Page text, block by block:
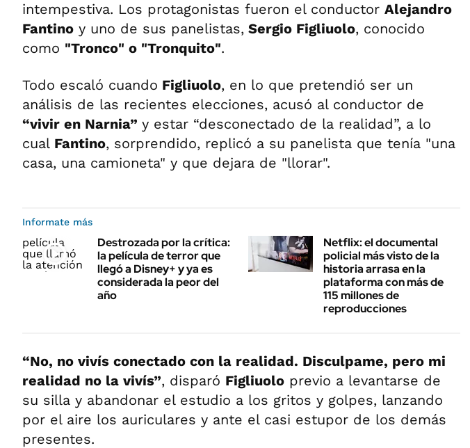
intempestiva. Los protagonistas fueron el conductor Alejandro
Fantino y uno de sus panelistas, Sergio Figliuolo, conocido
como "Tronco" o "Tronquito".
Todo escaló cuando Figliuolo, en lo que pretendió ser un
análisis de las recientes elecciones, acusó al conductor de
“vivir en Narnia” y estar “desconectado de la realidad”, a lo
cual Fantino, sorprendido, replicó a su panelista que tenía "una
casa, una camioneta" y que dejara de "llorar".
Informate más
Destrozada por la crítica:
la película de terror que
llegó a Disney+ y ya es
considerada la peor del
año
Netflix: el documental
policial más visto de la
historia arrasa en la
plataforma con más de
115 millones de
reproducciones
“No, no vivís conectado con la realidad. Disculpame, pero mi
realidad no la vivís”, disparó Figliuolo previo a levantarse de
su silla y abandonar el estudio a los gritos y golpes, lanzando
por el aire los auriculares y ante el casi estupor de los demás
presentes.